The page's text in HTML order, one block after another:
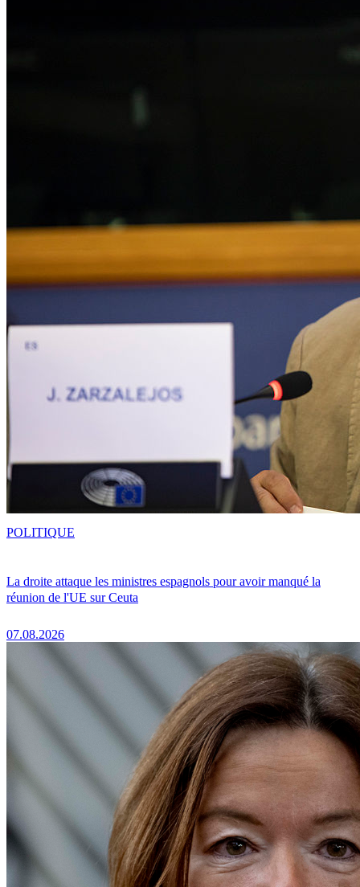
La droite attaque les ministres espagnols pour avoir manqué la
réunion de l'UE sur Ceuta
07.08.2026
POLITIQUE